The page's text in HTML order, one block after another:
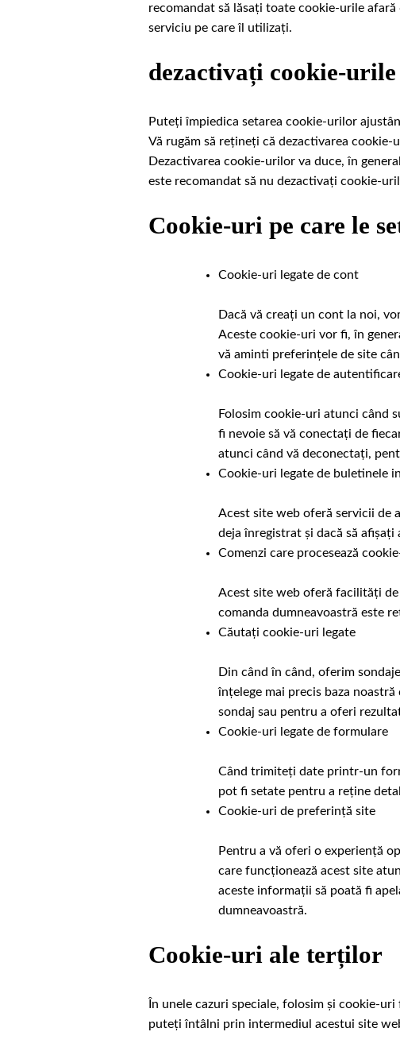
recomandat să lăsați toate cookie-urile
serviciu pe care îl utilizați.
dezactivați cookie-urile
Puteți împiedica setarea cookie-urilor
Vă rugăm să rețineți că dezactivarea
Dezactivarea cookie-urilor va duce, în
este recomandat să nu dezactivați cookie-
Cookie-uri pe care le
Cookie-uri legate de cont
Dacă vă creați un cont la noi,
Aceste cookie-uri vor fi, în
vă aminti preferințele de site
Cookie-uri legate de
Folosim cookie-uri atunci când
fi nevoie să vă conectați de
atunci când vă deconectați,
Cookie-uri legate de buletinele
Acest site web oferă servicii de
deja înregistrat și dacă să
Comenzi care procesează
Acest site web oferă facilități
comanda dumneavoastră este
Căutați cookie-uri legate
Din când în când, oferim
înțelege mai precis baza
sondaj sau pentru a oferi
Cookie-uri legate de formulare
Când trimiteți date printr-un
pot fi setate pentru a reține
Cookie-uri de preferință site
Pentru a vă oferi o experiență
care funcționează acest site
aceste informații să poată fi
dumneavoastră.
Cookie-uri ale terților
În unele cazuri speciale, folosim și cookie-
puteți întâlni prin intermediul acestui site